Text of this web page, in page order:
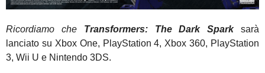
Ricordiamo cheTransformers: The Dark Sparksarà
lanciato su Xbox One, PlayStation 4, Xbox 360, PlayStation
3, Wii U e Nintendo 3DS.